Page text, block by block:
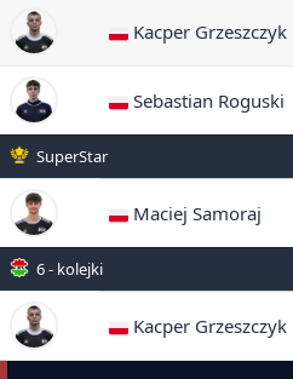
Kacper Grzeszczyk
Sebastian Roguski
SuperStar
Maciej Samoraj
6 - kolejki
Kacper Grzeszczyk